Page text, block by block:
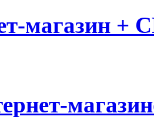
магазин +